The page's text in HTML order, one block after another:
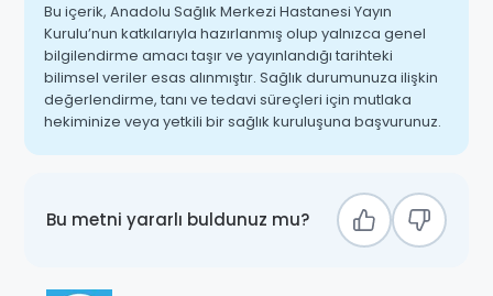
Bu içerik, Anadolu Sağlık Merkezi Hastanesi Yayın
Kurulu’nun katkılarıyla hazırlanmış olup yalnızca genel
bilgilendirme amacı taşır ve yayınlandığı tarihteki
bilimsel veriler esas alınmıştır. Sağlık durumunuza ilişkin
değerlendirme, tanı ve tedavi süreçleri için mutlaka
hekiminize veya yetkili bir sağlık kuruluşuna başvurunuz.
Bu metni yararlı buldunuz mu?